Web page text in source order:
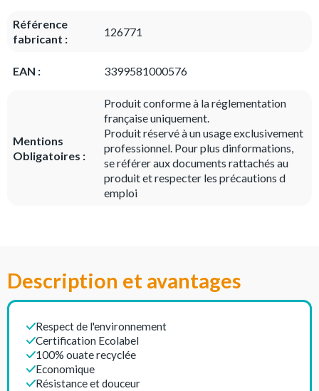
Référence
fabricant :
126771
EAN : 3399581000576
Mentions
Obligatoires :
Produit conforme à la réglementation
française uniquement.
Produit réservé à un usage exclusivement
professionnel. Pour plus dinformations,
se référer aux documents rattachés au
produit et respecter les précautions d
emploi
Description et avantages
Respect de l'environnement
Certification Ecolabel
100% ouate recyclée
Economique
Résistance et douceur